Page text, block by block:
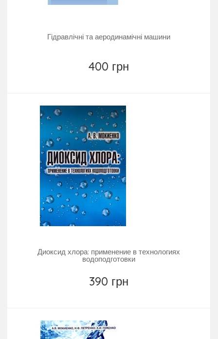
Гідравлічні та аеродинамічні машини
400 грн
Диоксид хлора: применение в технологиях
водоподготовки
390 грн